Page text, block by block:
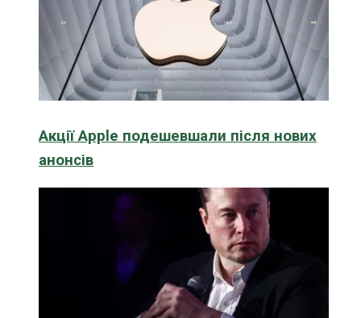
Акції Apple подешевшали після нових
анонсів